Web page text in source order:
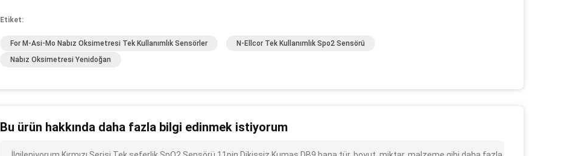
Etiket:
For M-Asi-Mo Nabız Oksimetresi Tek Kullanımlık Sensörler
N-Ellcor Tek Kullanımlık Spo2 Sensörü
Nabız Oksimetresi Yenidoğan
Bu ürün hakkında daha fazla bilgi edinmek istiyorum